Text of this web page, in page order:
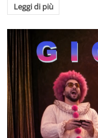
Leggi di più